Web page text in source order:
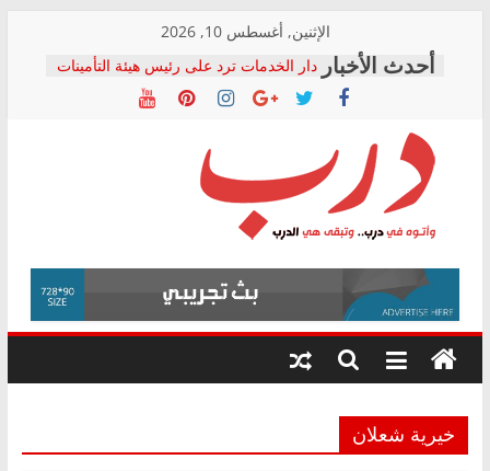
content
الإثنين, أغسطس 10, 2026
دار الخدمات ترد على رئيس هيئة التأمينات
بعد مؤتمره الصحفي: إنكار الأزمة لا ينهي
معاناة أصحاب المعاشات.. ونطالب بكشف
فرحات سليمان يكتب: القطاع الصحي إلى
أين؟
حزب التحالف الشعبي يطلق لجنة “الحق
في الصحة” بالإسكندرية لرصد الانتهاكات
ودعم المرضى
الوزاري لمدينة الصحفيين.. وانتهاء أعمال
إنشاء المبنى الإداري
المجلس القومي لحقوق الإنسان يعلن
متابعة قضية الدكتور محمد زهران.. ويؤكد:
قرينة البراءة وضمانات المحاكمة العادلة
درب
وأتوه
درب..
وتبقى
هي
خيرية شعلان